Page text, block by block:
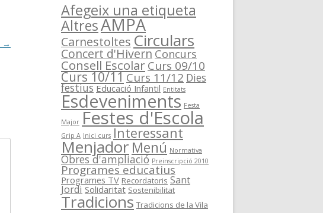
→
Afegeix una etiqueta
AltresAMPA
CarnestoltesCirculars
Concert d'HivernConcurs
Consell EscolarCurs 09/10
Curs 10/11Curs 11/12 Dies
festius Educació Infantil Entitats
Esdeveniments Festa
Major Festes d'Escola
Grip A Inici curs Interessant
MenjadorMenú Normativa
Obres d'ampliació Preinscripció 2010
Programes educatius
Programes TV Recordatoris Sant
Jordi Solidaritat Sostenibilitat
Tradicions Tradicions de la Vila